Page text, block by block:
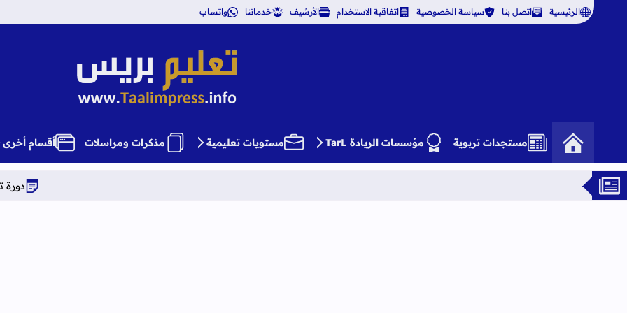
الرئيسية اتصل بنا سياسة الخصوصية اتفاقية الاستخدام الأرشيف خدماتنا واتساب
تعليم بريس TaalimPress
مستجدات تربوية مؤسسات الريادة TarL مستويات تعليمية مذكرات ومراسلات أقسام أخرى
دورة تكوينية شاملة